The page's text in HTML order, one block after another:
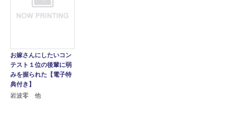
お嫁さんにしたいコン
テスト１位の後輩に弱
みを握られた【電子特
典付き】
岩波零 他